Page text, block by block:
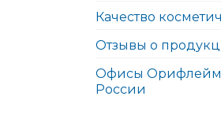
Качество
Отзывы о
Офисы Орифлейм
России